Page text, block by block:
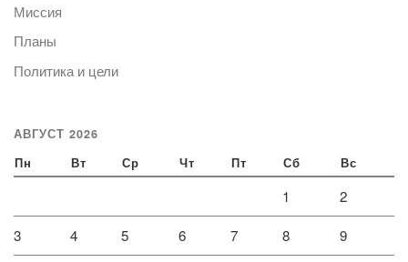
Миссия
Планы
Политика и цели
АВГУСТ 2026
Пн Вт Ср Чт Пт Сб Вс
1 2
3 4 5 6 7 8 9